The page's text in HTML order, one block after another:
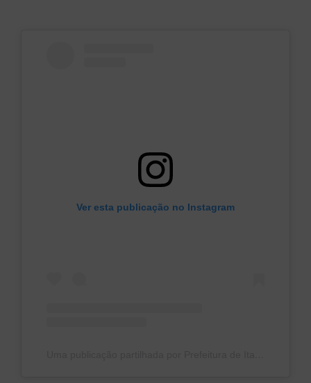
Ver esta publicação no Instagram